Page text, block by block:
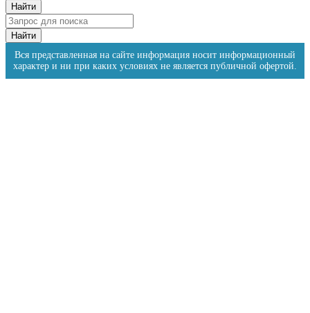
Вся представленная на сайте информация носит информационный
характер и ни при каких условиях не является публичной офертой.